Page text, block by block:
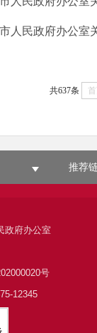
人民政府办公室
共637条
推荐
政府办公室
号
12345